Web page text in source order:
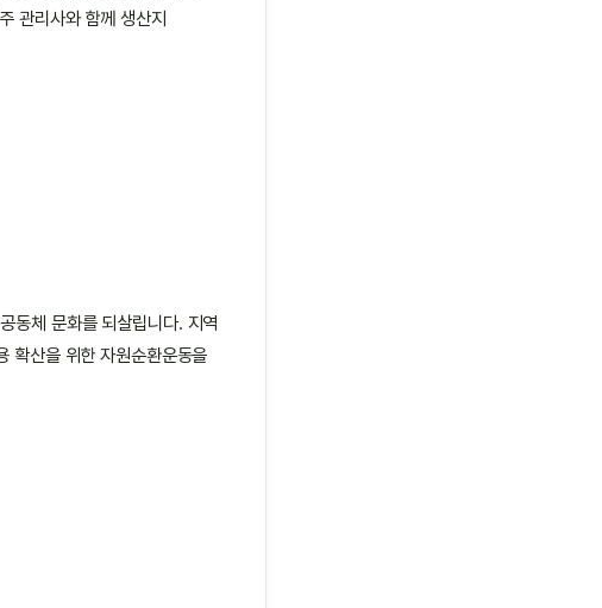
관리사와 함께 생산지
동체 문화를 되살립니다. 지역
확산을 위한 자원순환운동을